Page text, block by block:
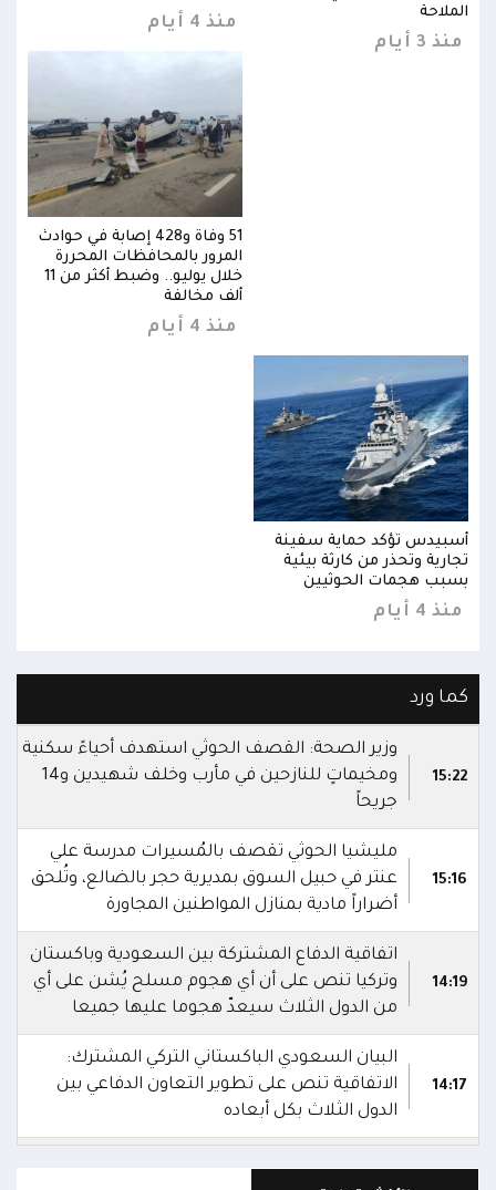
الملاحة
منذ 3 أيام
منذ 4 أيام
51 وفاة و428 إصابة في حوادث
المرور بالمحافظات المحررة
خلال يوليو.. وضبط أكثر من 11
ألف مخالفة
منذ 4 أيام
أسبيدس تؤكد حماية سفينة
تجارية وتحذر من كارثة بيئية
بسبب هجمات الحوثيين
منذ 4 أيام
كما ورد
15:22
وزير الصحة: القصف الحوثي استهدف أحياءً سكنية
ومخيماتٍ للنازحين في مأرب وخلف شهيدين و14
جريحاً
15:16
مليشيا الحوثي تقصف بالمُسيرات مدرسة علي
عنتر في حبيل السوق بمديرية حجر بالضالع، وتُلحق
أضراراً مادية بمنازل المواطنين المجاورة
14:19
اتفاقية الدفاع المشتركة بين السعودية وباكستان
وتركيا تنص على أن أي هجوم مسلح يُشن على أي
من الدول الثلاث سيعدّ هجوما عليها جميعا
14:17
البيان السعودي الباكستاني التركي المشترك:
الاتفاقية تنص على تطوير التعاون الدفاعي بين
الدول الثلاث بكل أبعاده